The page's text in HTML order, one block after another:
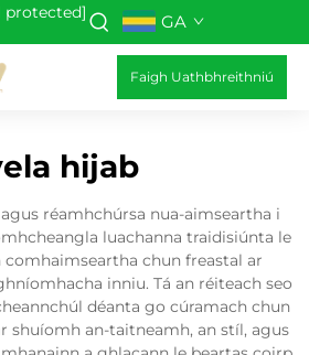
protected] GA
Faigh Uathbhreithniú
hijab
réamhchúrsa nua-aimseartha i
luachanna traidisiúnta le
chun freastal ar
inniu. Tá an réiteach seo
déanta go cúramach chun
shuíomh an-taitneamh, an stíl, agus